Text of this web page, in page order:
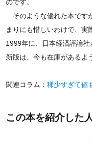
のです。
そのような優れた本です
まりにも惜しいわけで、実
1999年に、日本経済評論
新版は、今も在庫があるよ
関連コラム： 稀少すぎて値
この本を紹介した人